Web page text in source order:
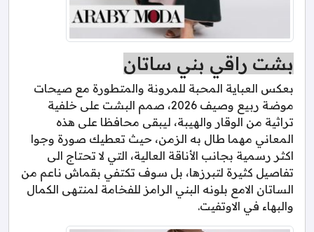
بشت راقي بني ساتان
بعكس العباية المحبة للمرونة والمتطورة مع صيحات
موضة ربيع وصيف 2026، صمم البشت على خلفية
تراثية من الوقار والهيبة، ليبقى محافظا على هذه
المعاني مهما طال به الزمن، حيث تعطيك صورة وجوا
اكثر رسمية بجانب الأناقة العالية، التي لا تحتاج الى
تفاصيل كثيرة لتبرزها، بل سوف تكتفي بقماش ناعم من
الساتان الامع بلونه البني الرامز للفخامة لمنتهى الكمال
والبهاء في الاوتفيت.